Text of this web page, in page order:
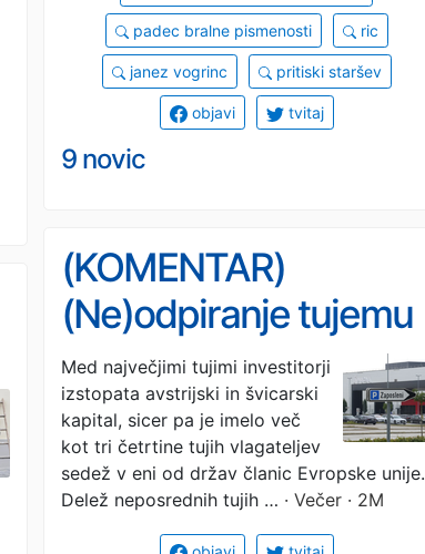
padec bralne pismenosti ric
janez vogrinc pritiski staršev
objavi tvitaj
9 novic
(KOMENTAR)
(Ne)odpiranje tujemu
kapitalu
Med največjimi tujimi investitorji
izstopata avstrijski in švicarski
kapital, sicer pa je imelo več
kot tri četrtine tujih vlagateljev
sedež v eni od držav članic Evropske unije.
Delež neposrednih tujih … · Večer · 2M